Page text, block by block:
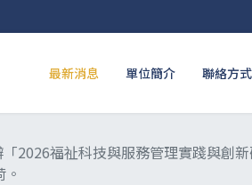
最新消息 單位簡介 聯絡方式
2026福祉科技與服務管理實踐與創